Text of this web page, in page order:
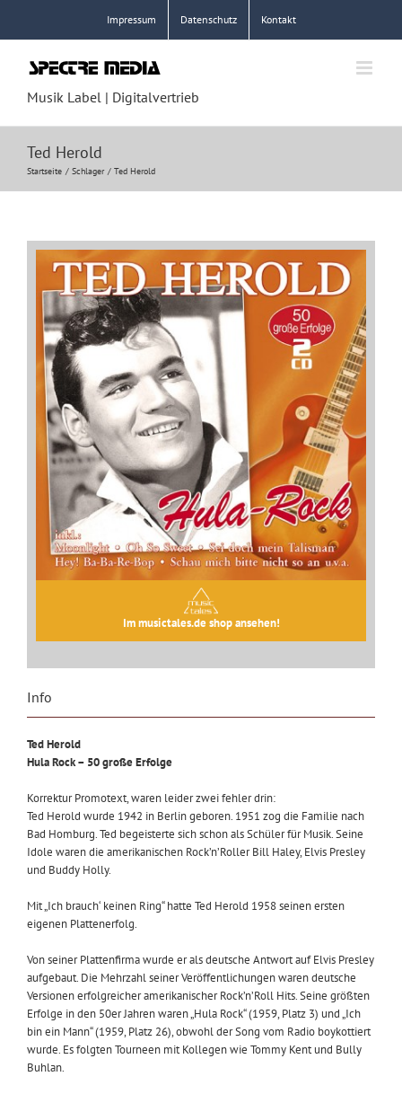
springen
Impressum Datenschutz Kontakt
Musik Label | Digitalvertrieb
Ted Herold
Startseite Schlager Ted Herold
Im musictales.de shop ansehen!
Info
Ted Herold
Hula Rock – 50 große Erfolge
Korrektur Promotext, waren leider zwei fehler drin:
Ted Herold wurde 1942 in Berlin geboren. 1951 zog die Familie nach
Bad Homburg. Ted begeisterte sich schon als Schüler für Musik. Seine
Idole waren die amerikanischen Rock’n’Roller Bill Haley, Elvis Presley
und Buddy Holly.
Mit „Ich brauch‘ keinen Ring“ hatte Ted Herold 1958 seinen ersten
eigenen Plattenerfolg.
Von seiner Plattenfirma wurde er als deutsche Antwort auf Elvis Presley
aufgebaut. Die Mehrzahl seiner Veröffentlichungen waren deutsche
Versionen erfolgreicher amerikanischer Rock’n’Roll Hits. Seine größten
Erfolge in den 50er Jahren waren „Hula Rock“ (1959, Platz 3) und „Ich
bin ein Mann“ (1959, Platz 26), obwohl der Song vom Radio boykottiert
wurde. Es folgten Tourneen mit Kollegen wie Tommy Kent und Bully
Buhlan.